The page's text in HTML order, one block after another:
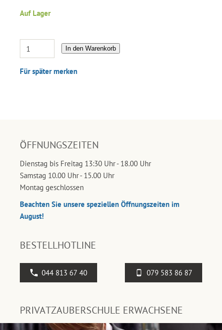
Auf Lager
In den Warenkorb
Für später merken
ÖFFNUNGSZEITEN
Dienstag bis Freitag 13:30 Uhr - 18.00 Uhr
Samstag 10.00 Uhr - 15.00 Uhr
Montag geschlossen
Beachten Sie unsere speziellen Öffnungszeiten im
August!
BESTELLHOTLINE
044 813 67 40 079 583 86 87
PRIVATZAUBERSCHULE ERWACHSENE